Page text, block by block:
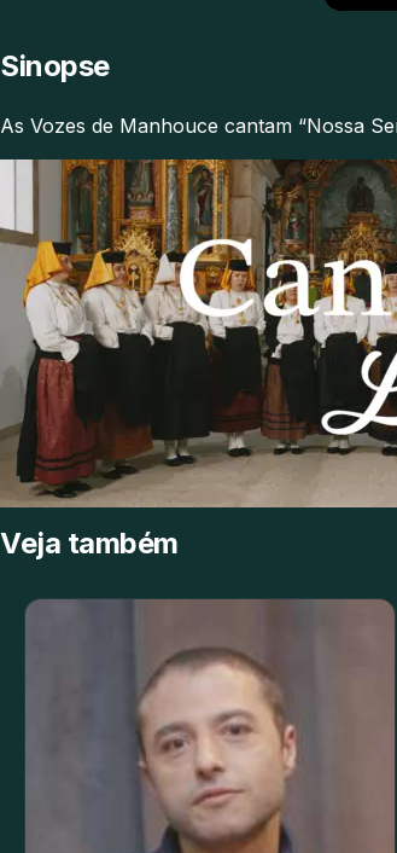
Sinopse
As Vozes de Manhouce cantam “Nossa
Veja também